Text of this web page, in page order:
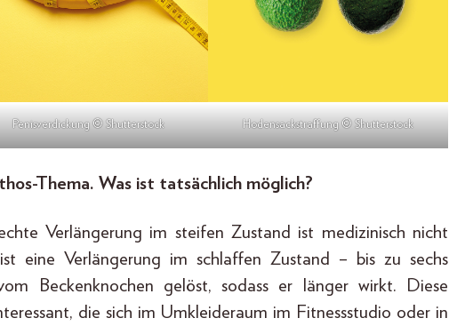
Penisverdickung © Shutterstock Hodensackstraffung © Shutterstock
Thema. Was ist tatsächlich möglich?
Verlängerung im steifen Zustand ist medizinisch nicht
eine Verlängerung im schlaffen Zustand – bis zu sechs
Beckenknochen gelöst, sodass er länger wirkt. Diese
die sich im Umkleideraum im Fitnessstudio oder in